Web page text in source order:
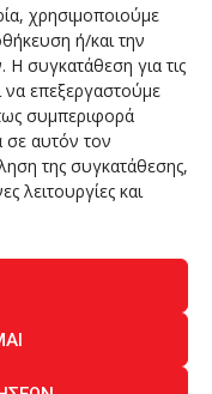
χρησιμοποιούμε
ή/και την
συγκατάθεση για τις
να επεξεργαστούμε
συμπεριφορά
σε αυτόν τον
της συγκατάθεσης,
λειτουργίες και
ΕΠΙΚΟΙΝΩΝΙΑ